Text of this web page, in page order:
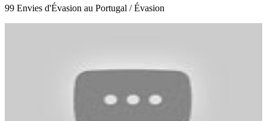
99 Envies d'Évasion au Portugal / Évasion